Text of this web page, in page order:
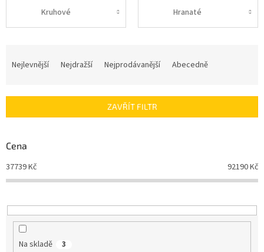
Kruhové Hranaté
í
r
o
d
u
t
ů
Nejlevnější Nejdražší Nejprodávanější Abecedně
ZAVŘÍT FILTR
Cena
37739Kč 92190Kč
Na skladě 3